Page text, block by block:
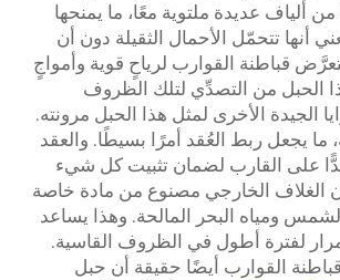
ألياف عديدة ملتوية معًا، ما يمنحها
أنها تتحمّل الأحمال الثقيلة دون أن
قباطنة القوارب لرياحٍ قوية وأمواجٍ
الحبل من التصدِّي لتلك الظروف
الجيدة الأخرى لمثل هذا الحبل مرونته.
ما يجعل ربط العُقد أمرًا بسيطًا. والعقد
على القارب لضمان تثبيت كل شيء
الغلاف الخارجي مصنوع من مادة خاصة
ومياه البحر المالحة. وهذا يساعد
لفترة أطول في الظروف القاسية.
القوارب أيضًا حقيقة أن حبل